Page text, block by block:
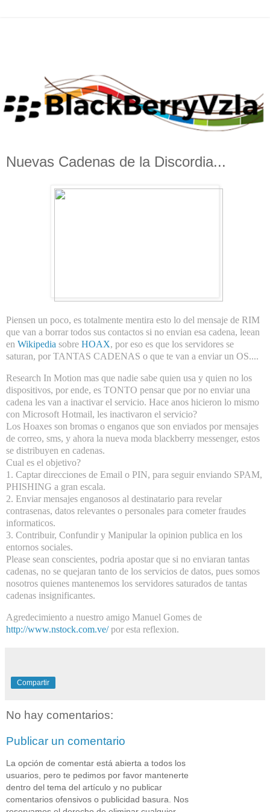
Nuevas Cadenas de la Discordia...
Piensen un poco, es totalmente mentira esto lo del mensaje de RIM
que van a borrar todos sus contactos si no envian esa cadena, leean
en Wikipedia sobre HOAX, por eso es que los servidores se
saturan, por TANTAS CADENAS o que te van a enviar un OS....
Research In Motion mas que nadie sabe quien usa y quien no los
dispositivos, por ende, es TONTO pensar que por no enviar una
cadena les van a inactivar el servicio. Hace anos hicieron lo mismo
con Microsoft Hotmail, les inactivaron el servicio?
Los Hoaxes son bromas o enganos que son enviados por mensajes
de correo, sms, y ahora la nueva moda blackberry messenger, estos
se distribuyen en cadenas.
Cual es el objetivo?
1. Captar direcciones de Email o PIN, para seguir enviando SPAM,
PHISHING a gran escala.
2. Enviar mensajes enganosos al destinatario para revelar
contrasenas, datos relevantes o personales para cometer fraudes
informaticos.
3. Contribuir, Confundir y Manipular la opinion publica en los
entornos sociales.
Please sean conscientes, podria apostar que si no enviaran tantas
cadenas, no se quejaran tanto de los servicios de datos, pues somos
nosotros quienes mantenemos los servidores saturados de tantas
cadenas insignificantes.
Agredecimiento a nuestro amigo Manuel Gomes de
http://www.nstock.com.ve/por esta reflexion.
Compartir
No hay comentarios:
Publicar un comentario
La opción de comentar está abierta a todos los
usuarios, pero te pedimos por favor mantenerte
dentro del tema del artículo y no publicar
comentarios ofensivos o publicidad basura. Nos